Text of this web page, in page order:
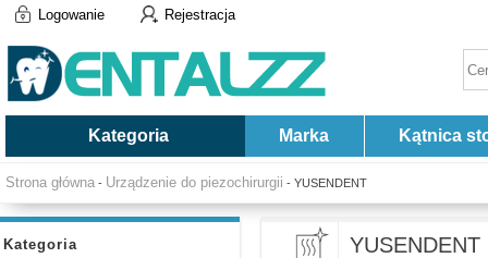
Logowanie Rejestracja
Kategoria Marka Kątnica
Strona główna - Urządzenie do piezochirurgii - YUSENDENT
Kategoria YUSENDENT